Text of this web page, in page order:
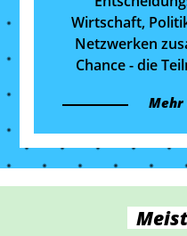
Wirtschaft,
Netzwerken
Chance - die
Mehr